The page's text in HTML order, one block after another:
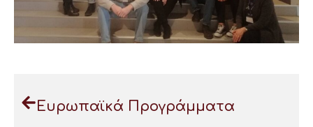
Ευρωπαϊκά Προγράμματα